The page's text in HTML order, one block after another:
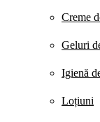
Creme
Geluri
Igienă
Loțiuni